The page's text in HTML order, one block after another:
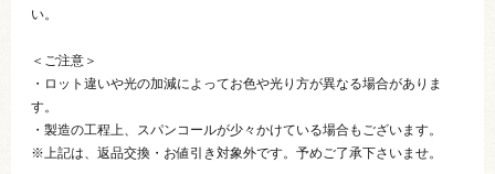
い。
＜ご注意＞
・ロット違いや光の加減によってお色や光り方が異なる場合がありま
す。
・製造の工程上、スパンコールが少々かけている場合もございます。
※上記は、返品交換・お値引き対象外です。予めご了承下さいませ。